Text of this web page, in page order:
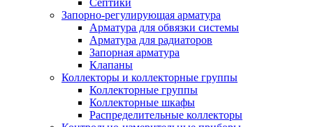
Септики
Запорно-регулирующая арматура
Арматура для обвязки системы
Арматура для радиаторов
Запорная арматура
Клапаны
Коллекторы и коллекторные группы
Коллекторные группы
Коллекторные шкафы
Распределительные коллекторы